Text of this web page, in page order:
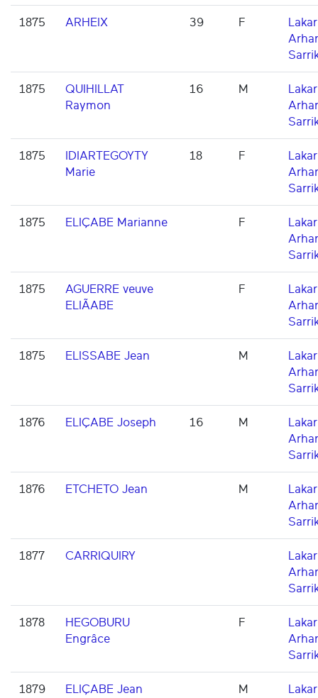
1875 ARHEIX 39 F
1875
QUIHILLAT
Raymon
16 M
1875
IDIARTEGOYTY
Marie
18 F
1875 ELIÇABE Marianne F
1875
AGUERRE veuve
ELIÃABE
F
1875 ELISSABE Jean M
1876 ELIÇABE Joseph 16 M
1876 ETCHETO Jean M
1877 CARRIQUIRY
1878
HEGOBURU
Engrâce
F
1879 ELIÇABE Jean M